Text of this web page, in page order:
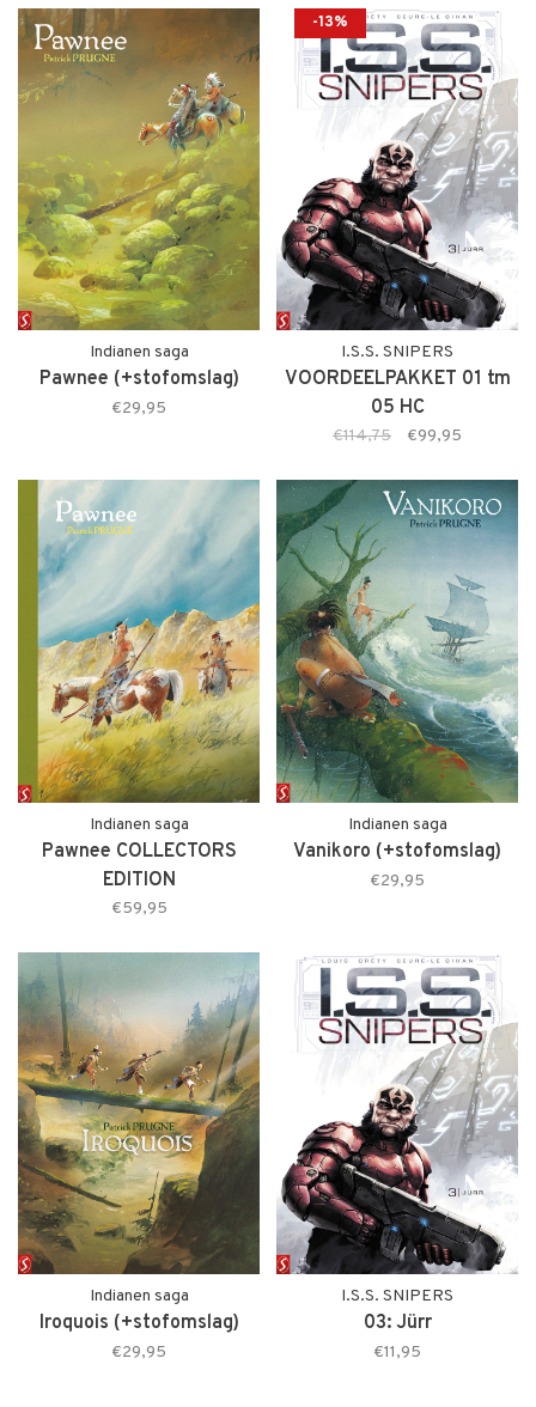
Indianen saga
Pawnee (+stofomslag)
€29,95
-13%
I.S.S. SNIPERS
VOORDEELPAKKET 01 tm
05 HC
€114,75 €99,95
Indianen saga
Pawnee COLLECTORS
EDITION
€59,95
Indianen saga
Vanikoro (+stofomslag)
€29,95
Indianen saga
Iroquois (+stofomslag)
€29,95
I.S.S. SNIPERS
03: Jürr
€11,95